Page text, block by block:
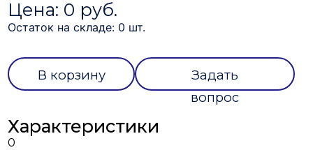
Цена: 0 руб.
Остаток на складе: 0 шт.
В корзину
Задать
вопрос
Характеристики
0